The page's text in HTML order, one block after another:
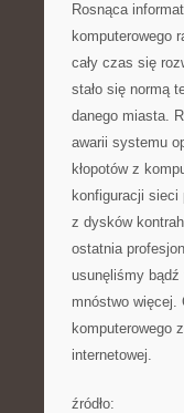
Rosnąca
komputerowego
cały czas się
stało się normą
danego miasta.
awarii systemu
kłopotów z
konfiguracji sieci
z dysków
ostatnia
usunęliśmy bądź
mnóstwo więcej.
komputerowego
internetowej.
źródło: